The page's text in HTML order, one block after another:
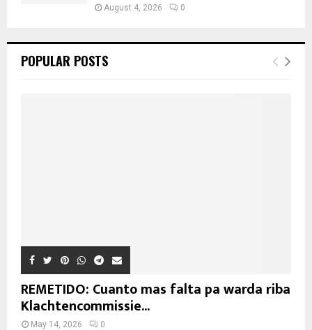
August 4, 2026 0
POPULAR POSTS
REMETIDO: Cuanto mas falta pa warda riba
Klachtencommissie...
May 14, 2026 0